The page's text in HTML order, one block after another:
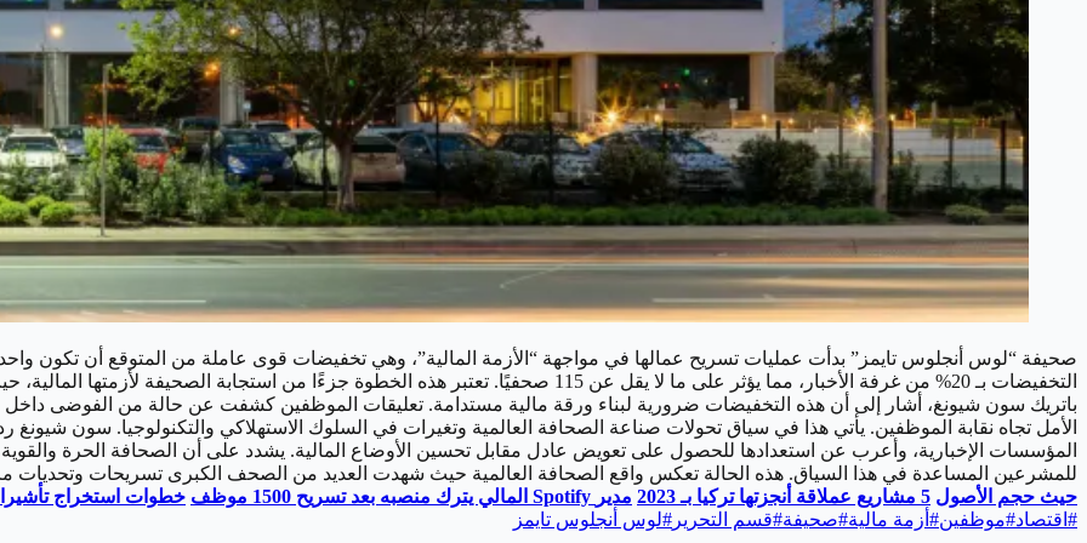
باتريك سون شيونغ، أشار إلى أن هذه التخفيضات ضرورية لبناء ورقة مالية مستدامة. تعليقات الموظفين كشفت عن حالة من الفوضى داخل
الأمل تجاه نقابة الموظفين. يأتي هذا في سياق تحولات صناعة الصحافة العالمية وتغيرات في السلوك الاستهلاكي والتكنولوجيا. سون
المؤسسات الإخبارية، وأعرب عن استعدادها للحصول على تعويض عادل مقابل تحسين الأوضاع المالية. يشدد على أن الصحافة الحرة
للمشرعين المساعدة في هذا السياق. هذه الحالة تعكس واقع الصحافة العالمية حيث شهدت العديد من الصحف الكبرى تسريحات وتحديات
حيث حجم الأصول 5 مشاريع عملاقة أنجزتها تركيا بـ 2023 مدير المالي يترك منصبه بعد تسريح 1500 موظف
خطوات استخراج
# اقتصاد#موظفين# أزمة مالية#صحيفة#قسم التحرير #لوس أنجلوس تايمز